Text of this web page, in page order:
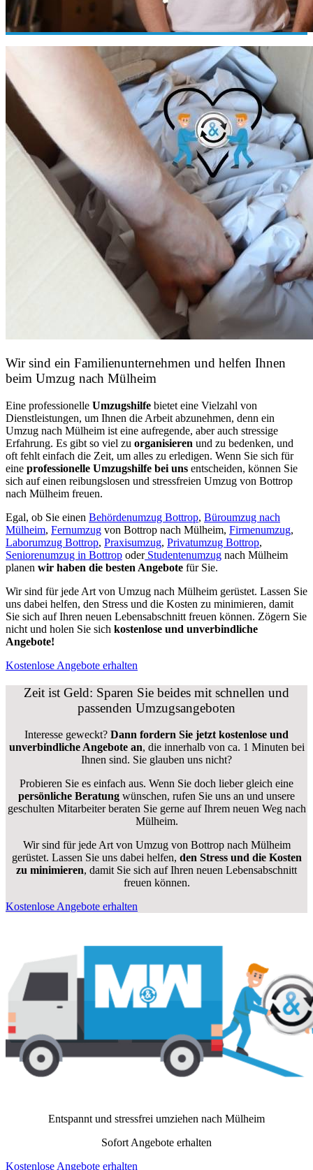
Wir sind ein Familienunternehmen und helfen Ihnen
beim Umzug nach Mülheim
Eine professionelle Umzugshilfe bietet eine Vielzahl von
Dienstleistungen, um Ihnen die Arbeit abzunehmen, denn ein
Umzug nach Mülheim ist eine aufregende, aber auch stressige
Erfahrung. Es gibt so viel zu organisieren und zu bedenken, und
oft fehlt einfach die Zeit, um alles zu erledigen. Wenn Sie sich für
eine professionelle Umzugshilfe bei uns entscheiden, können Sie
sich auf einen reibungslosen und stressfreien Umzug von Bottrop
nach Mülheim freuen.
Egal, ob Sie einen Behördenumzug Bottrop, Büroumzug nach
Mülheim, Fernumzug von Bottrop nach Mülheim, Firmenumzug,
Laborumzug Bottrop, Praxisumzug, Privatumzug Bottrop,
Seniorenumzug in Bottrop oderStudentenumzug nach Mülheim
planen wir haben die besten Angebote für Sie.
Wir sind für jede Art von Umzug nach Mülheim gerüstet. Lassen Sie
uns dabei helfen, den Stress und die Kosten zu minimieren, damit
Sie sich auf Ihren neuen Lebensabschnitt freuen können. Zögern Sie
nicht und holen Sie sich kostenlose und unverbindliche
Angebote!
Kostenlose Angebote erhalten
Zeit ist Geld: Sparen Sie beides mit schnellen und
passenden Umzugsangeboten
Interesse geweckt? Dann fordern Sie jetzt kostenlose und
unverbindliche Angebote an, die innerhalb von ca. 1 Minuten bei
Ihnen sind. Sie glauben uns nicht?
Probieren Sie es einfach aus. Wenn Sie doch lieber gleich eine
persönliche Beratung wünschen, rufen Sie uns an und unsere
geschulten Mitarbeiter beraten Sie gerne auf Ihrem neuen Weg nach
Mülheim.
Wir sind für jede Art von Umzug von Bottrop nach Mülheim
gerüstet. Lassen Sie uns dabei helfen, den Stress und die Kosten
zu minimieren, damit Sie sich auf Ihren neuen Lebensabschnitt
freuen können.
Kostenlose Angebote erhalten
Entspannt und stressfrei umziehen nach Mülheim
Sofort Angebote erhalten
Kostenlose Angebote erhalten